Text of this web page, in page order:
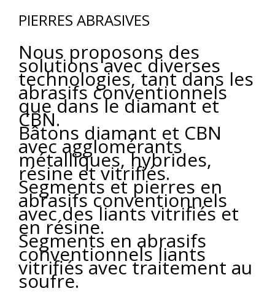
PIERRES ABRASIVES
Nous proposons des
solutions avec diverses
technologies, tant dans les
abrasifs conventionnels
que dans le diamant et
CBN.
Bâtons diamant et CBN
avec agglomérants
métalliques, hybrides,
résine et vitrifiés.
Segments et pierres en
abrasifs conventionnels
avec des liants vitrifiés et
en résine.
Segments en abrasifs
conventionnels liants
vitrifiés avec traitement au
soufre.